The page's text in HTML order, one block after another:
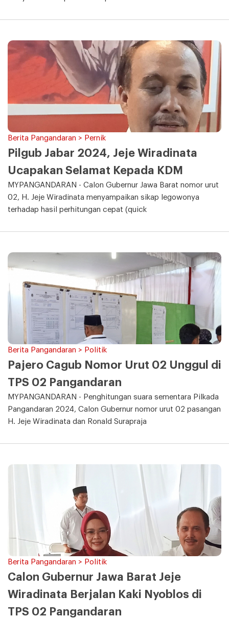
Berita Pangandaran > Pernik
Pilgub Jabar 2024, Jeje Wiradinata
Ucapakan Selamat Kepada KDM
MYPANGANDARAN - Calon Gubernur Jawa Barat nomor urut
02, H. Jeje Wiradinata menyampaikan sikap legowonya
terhadap hasil perhitungan cepat (quick
Berita Pangandaran > Politik
Pajero Cagub Nomor Urut 02 Unggul di
TPS 02 Pangandaran
MYPANGANDARAN - Penghitungan suara sementara Pilkada
Pangandaran 2024, Calon Gubernur nomor urut 02 pasangan
H. Jeje Wiradinata dan Ronald Surapraja
Berita Pangandaran > Politik
Calon Gubernur Jawa Barat Jeje
Wiradinata Berjalan Kaki Nyoblos di
TPS 02 Pangandaran